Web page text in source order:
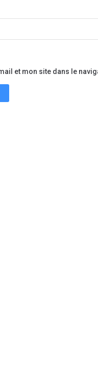
et mon site dans le